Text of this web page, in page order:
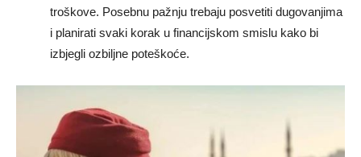
troškove. Posebnu pažnju trebaju posvetiti dugovanjima
i planirati svaki korak u financijskom smislu kako bi
izbjegli ozbiljne poteškoće.